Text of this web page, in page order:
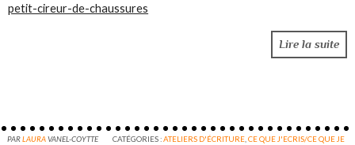
petit-cireur-de-chaussures
Lire la suite
PARLAURAVANEL-COYTTE CATÉGORIES :ATELIERS D'ÉCRITURE ,CE QUE J'ECRIS/CE QUE JE